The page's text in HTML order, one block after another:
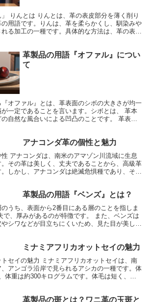
削り
用語です。りんは、革を柔らかくし、馴染みや
る加工の一種です。具体的な方法は、革の表皮
ど、厚みのある革が用いられます。りん加工を
を均一に整え、柔軟性や弾力性を高めることが
の表皮部分は毛穴やシワなどがあり、その風合
す。 しかし、りん加工を施すこ
滑らかに整えることができるため、より洗練さ
仕上げることができます。 りん加工を施
や財布、靴など、さまざまなアイテムに使用さ
ん加工を施した革は、その柔軟性や弾力性を活
革製品の用語『オファル』につい
て
オファル』とは、革表面のシボの大きさが均一
一定であることを言います。シボとは、 革本
自然な風合いによる凹凸のことです。 革表面
ッグ、靴、財布、小
製品に使用されています。
アナコンダ革の個性と魅力
に生息
その革は美しく、丈夫であることから、高級革
しかし、アナコンダは絶滅危惧種であり、その
ダは、アマゾン川の熱帯雨林に生息しています
品のために乱獲されています。そのため、アナ
の一途をたどり、その革はますます希少になっ
高まっています。しかし、アナコンダは絶滅危惧
獲は持続可能ではありません。そのため、アナ
る際には、その希少性と環境への影響を考慮す
革製品の用語『ベンズ』とは？
うち、表面から2番目にある層のことを指しま
で、厚みがあるのが特徴です。 また、ベンズは
シワなどが目立ちにくいため、見た目が美しく
が特徴です。 ベンズは、革の層の中でも最も厚
くいという特徴があります。 また、ベンズは表
毛穴が目立ちにくいという特徴もあります。
った革製品は、見た目にも美しく仕上がりま
ミナミアフリカオットセイの魅力
フリカオットセイは、南
アンゴラ沿岸で見られるアシカの一種です。体
体重は約300キログラムです。体毛は短く、色
果たしており、また、その可愛らしい見た目で
革製品の斑とは？ワニ革の玉斑と